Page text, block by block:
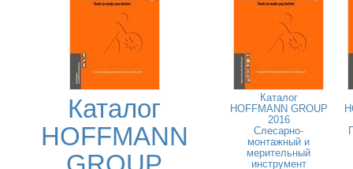
Каталог
HOFFMANN
Каталог
HOFFMANN GROUP
2016
Слесарно-
монтажный и
мерительный
инструмент